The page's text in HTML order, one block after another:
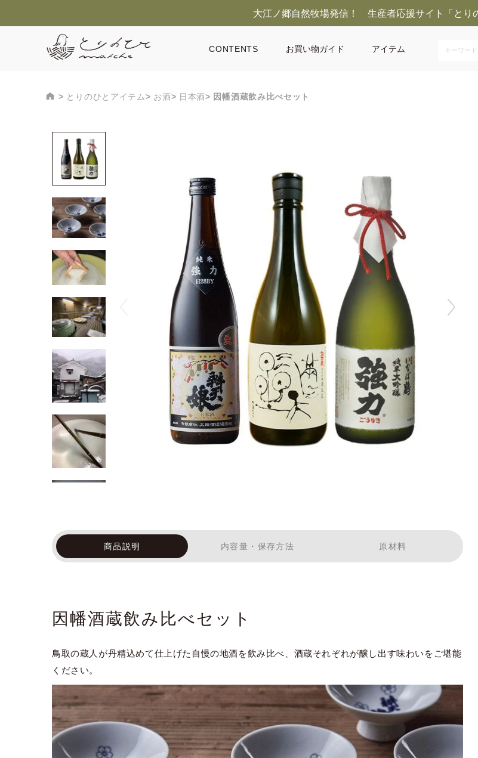
大江ノ郷自然牧場発信！ 生産者応援サイト「とり
CONTENTS お買い物ガイド アイテム
とりのひとアイテム お酒 日本酒 因幡酒蔵飲み比べセット
商品説明 内容量・保存方法 原材料
因幡酒蔵飲み比べセット
鳥取の蔵人が丹精込めて仕上げた自慢の地酒を飲み比べ、酒蔵それぞれが醸し出す味わいをご堪能
ください。